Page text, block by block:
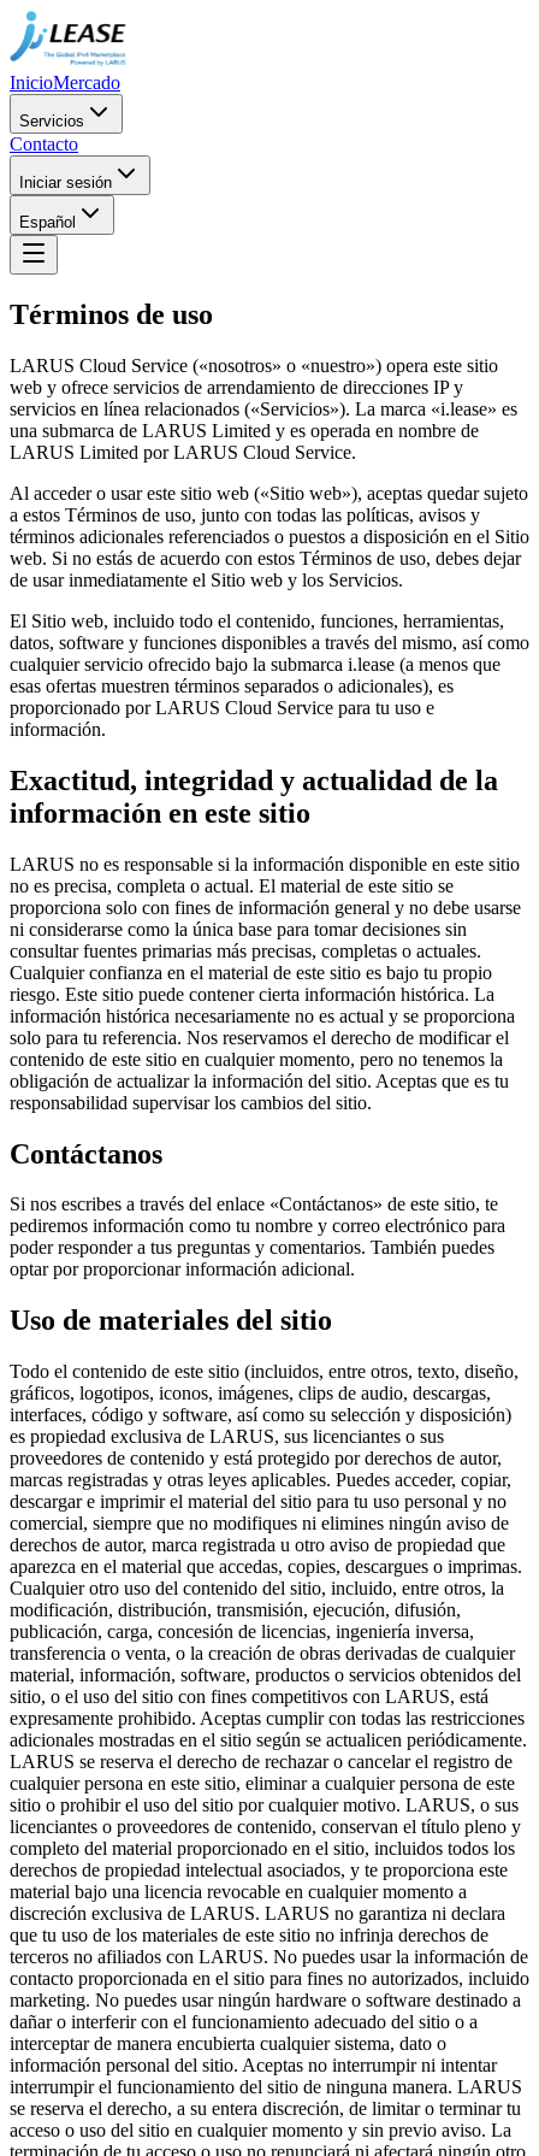
InicioMercado
Servicios
Contacto
Iniciar sesión
Español
Términos de uso
LARUS Cloud Service («nosotros» o «nuestro») opera este sitio
web y ofrece servicios de arrendamiento de direcciones IP y
servicios en línea relacionados («Servicios»). La marca «i.lease» es
una submarca de LARUS Limited y es operada en nombre de
LARUS Limited por LARUS Cloud Service.
Al acceder o usar este sitio web («Sitio web»), aceptas quedar sujeto
a estos Términos de uso, junto con todas las políticas, avisos y
términos adicionales referenciados o puestos a disposición en el Sitio
web. Si no estás de acuerdo con estos Términos de uso, debes dejar
de usar inmediatamente el Sitio web y los Servicios.
El Sitio web, incluido todo el contenido, funciones, herramientas,
datos, software y funciones disponibles a través del mismo, así como
cualquier servicio ofrecido bajo la submarca i.lease (a menos que
esas ofertas muestren términos separados o adicionales), es
proporcionado por LARUS Cloud Service para tu uso e
información.
Exactitud, integridad y actualidad de la
información en este sitio
LARUS no es responsable si la información disponible en este sitio
no es precisa, completa o actual. El material de este sitio se
proporciona solo con fines de información general y no debe usarse
ni considerarse como la única base para tomar decisiones sin
consultar fuentes primarias más precisas, completas o actuales.
Cualquier confianza en el material de este sitio es bajo tu propio
riesgo. Este sitio puede contener cierta información histórica. La
información histórica necesariamente no es actual y se proporciona
solo para tu referencia. Nos reservamos el derecho de modificar el
contenido de este sitio en cualquier momento, pero no tenemos la
obligación de actualizar la información del sitio. Aceptas que es tu
responsabilidad supervisar los cambios del sitio.
Contáctanos
Si nos escribes a través del enlace «Contáctanos» de este sitio, te
pediremos información como tu nombre y correo electrónico para
poder responder a tus preguntas y comentarios. También puedes
optar por proporcionar información adicional.
Uso de materiales del sitio
Todo el contenido de este sitio (incluidos, entre otros, texto, diseño,
gráficos, logotipos, iconos, imágenes, clips de audio, descargas,
interfaces, código y software, así como su selección y disposición)
es propiedad exclusiva de LARUS, sus licenciantes o sus
proveedores de contenido y está protegido por derechos de autor,
marcas registradas y otras leyes aplicables. Puedes acceder, copiar,
descargar e imprimir el material del sitio para tu uso personal y no
comercial, siempre que no modifiques ni elimines ningún aviso de
derechos de autor, marca registrada u otro aviso de propiedad que
aparezca en el material que accedas, copies, descargues o imprimas.
Cualquier otro uso del contenido del sitio, incluido, entre otros, la
modificación, distribución, transmisión, ejecución, difusión,
publicación, carga, concesión de licencias, ingeniería inversa,
transferencia o venta, o la creación de obras derivadas de cualquier
material, información, software, productos o servicios obtenidos del
sitio, o el uso del sitio con fines competitivos con LARUS, está
expresamente prohibido. Aceptas cumplir con todas las restricciones
adicionales mostradas en el sitio según se actualicen periódicamente.
LARUS se reserva el derecho de rechazar o cancelar el registro de
cualquier persona en este sitio, eliminar a cualquier persona de este
sitio o prohibir el uso del sitio por cualquier motivo. LARUS, o sus
licenciantes o proveedores de contenido, conservan el título pleno y
completo del material proporcionado en el sitio, incluidos todos los
derechos de propiedad intelectual asociados, y te proporciona este
material bajo una licencia revocable en cualquier momento a
discreción exclusiva de LARUS. LARUS no garantiza ni declara
que tu uso de los materiales de este sitio no infrinja derechos de
terceros no afiliados con LARUS. No puedes usar la información de
contacto proporcionada en el sitio para fines no autorizados, incluido
marketing. No puedes usar ningún hardware o software destinado a
dañar o interferir con el funcionamiento adecuado del sitio o a
interceptar de manera encubierta cualquier sistema, dato o
información personal del sitio. Aceptas no interrumpir ni intentar
interrumpir el funcionamiento del sitio de ninguna manera. LARUS
se reserva el derecho, a su entera discreción, de limitar o terminar tu
acceso o uso del sitio en cualquier momento y sin previo aviso. La